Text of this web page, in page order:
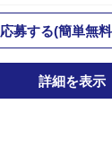
ィ、AI/金融工学(
におけるお金の
・授業日：月曜
15:30)、水曜(9:40
・その他、授業
応募する(簡単無
詳細を表示